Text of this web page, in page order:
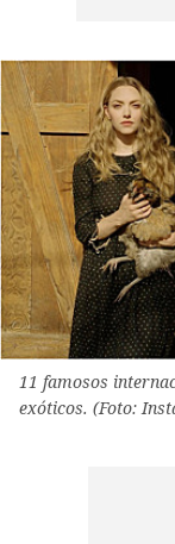
11 famosos
exóticos. (Foto: